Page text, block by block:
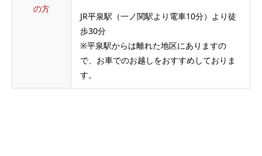
の方
JR平泉駅（一ノ関駅より電車10分）より徒
歩30分
※平泉駅からは離れた地区にありますの
で、お車でのお越しをおすすめしておりま
す。